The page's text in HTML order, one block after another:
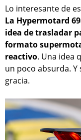
Lo interesante de
La Hypermotard
idea de trasladar
formato
reactivo. Una idea
un poco absurda.
gracia.